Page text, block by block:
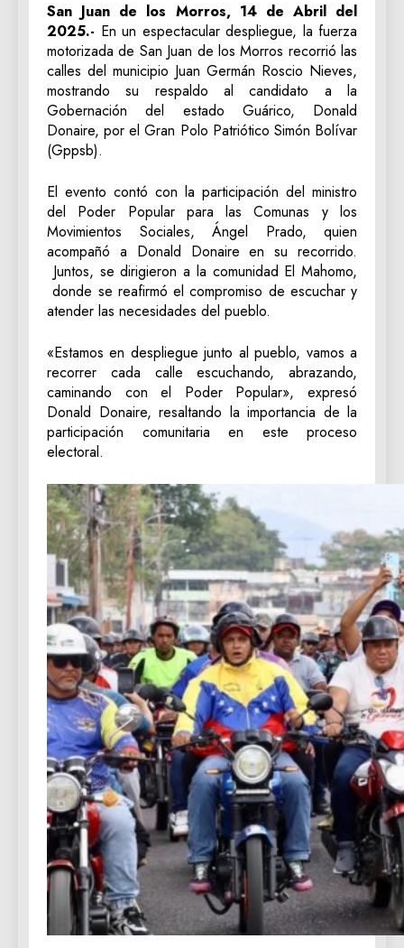
San Juan de los Morros, 14 de Abril del
2025.- En un espectacular despliegue, la fuerza
motorizada de San Juan de los Morros recorrió las
calles del municipio Juan Germán Roscio Nieves,
mostrando su respaldo al candidato a la
Gobernación del estado Guárico, Donald
Donaire, por el Gran Polo Patriótico Simón Bolívar
(Gppsb).
El evento contó con la participación del ministro
del Poder Popular para las Comunas y los
Movimientos Sociales, Ángel Prado, quien
acompañó a Donald Donaire en su recorrido.
Juntos, se dirigieron a la comunidad El Mahomo,
donde se reafirmó el compromiso de escuchar y
atender las necesidades del pueblo.
«Estamos en despliegue junto al pueblo, vamos a
recorrer cada calle escuchando, abrazando,
caminando con el Poder Popular», expresó
Donald Donaire, resaltando la importancia de la
participación comunitaria en este proceso
electoral.